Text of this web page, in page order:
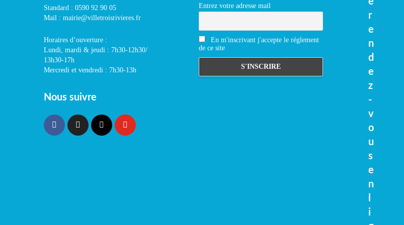
Standard : 0590 92 90 05
Mail : mairie@villetroisrivieres.fr
Horaires d’ouverture :
Lundi, mardi & jeudi : 7h30-12h30/
13h30-17h
Mercredi et vendredi : 7h30-13h
Nous suivre
Entrez votre adresse mail
En m'inscrivant j'accepte le réglement
de ce site
r
e
n
d
e
z
-
v
o
u
s
e
n
i